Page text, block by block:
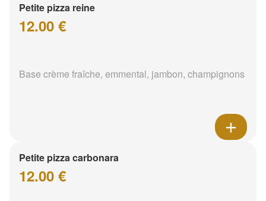
Petite pizza reine
12.00 €
Base crème fraîche, emmental, jambon, champignons
Petite pizza carbonara
12.00 €